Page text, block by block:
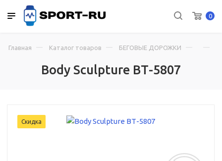
0
Body Sculpture ВТ-5807
Главная Каталог товаров БЕГОВЫЕ ДОРОЖКИ
Скидка